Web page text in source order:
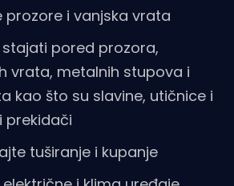
prozore i vanjska vrata
pored prozora,
vrata, metalnih stupova i
kao što su slavine, utičnice i
prekidači
tuširanje i kupanje